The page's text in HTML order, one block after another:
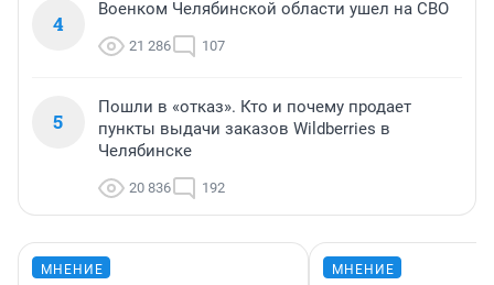
4
Военком Челябинской области ушел на СВО
21 286 107
5
Пошли в «отказ». Кто и почему продает
пункты выдачи заказов Wildberries в
Челябинске
20 836 192
МНЕНИЕ МНЕНИЕ